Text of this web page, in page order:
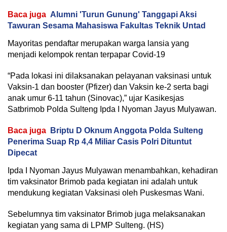
Baca juga Alumni 'Turun Gunung' Tanggapi Aksi
Tawuran Sesama Mahasiswa Fakultas Teknik Untad
Mayoritas pendaftar merupakan warga lansia yang
menjadi kelompok rentan terpapar Covid-19
“Pada lokasi ini dilaksanakan pelayanan vaksinasi untuk
Vaksin-1 dan booster (Pfizer) dan Vaksin ke-2 serta bagi
anak umur 6-11 tahun (Sinovac),” ujar Kasikesjas
Satbrimob Polda Sulteng Ipda I Nyoman Jayus Mulyawan.
Baca juga
Briptu D Oknum Anggota Polda Sulteng
Penerima Suap Rp 4,4 Miliar Casis Polri Dituntut
Dipecat
Ipda I Nyoman Jayus Mulyawan menambahkan, kehadiran
tim vaksinator Brimob pada kegiatan ini adalah untuk
mendukung kegiatan Vaksinasi oleh Puskesmas Wani.
Sebelumnya tim vaksinator Brimob juga melaksanakan
kegiatan yang sama di LPMP Sulteng. (HS)